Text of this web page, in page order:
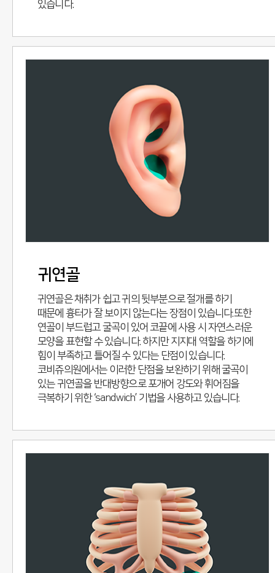
있습니다.
귀연골
귀연골은 채취가 쉽고 귀의 뒷부분으로 절개를 하기
때문에 흉터가 잘 보이지 않는다는 장점이 있습니다.또한
연골이 부드럽고 굴곡이 있어 코끝에 사용 시 자연스러운
모양을 표현할 수 있습니다. 하지만 지지대 역할을 하기에
힘이 부족하고 틀어질 수 있다는 단점이 있습니다.
코비쥬의원에서는 이러한 단점을 보완하기 위해 굴곡이
있는 귀연골을 반대방향으로 포개어 강도와 휘어짐을
극복하기 위한 ‘sandwich’ 기법을 사용하고 있습니다.